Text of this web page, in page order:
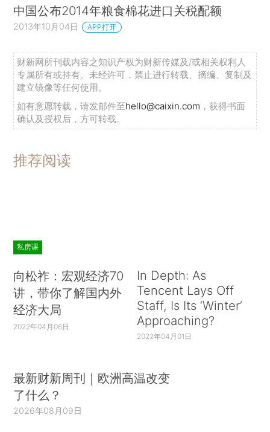
中国公布2014年粮食棉花进口关税配额
2013年10月04日 APP打开
财新网所刊载内容之知识产权为财新传媒及/或相关权利人
专属所有或持有。未经许可，禁止进行转载、摘编、复制及
建立镜像等任何使用。
如有意愿转载，请发邮件至hello@caixin.com ，获得书面
确认及授权后，方可转载。
推荐阅读
私房课
向松祚：宏观经济70
讲，带你了解国内外
经济大局
2022年04月06日
In Depth: As
Tencent Lays Off
Staff, Is Its ‘Winter’
Approaching?
2022年04月01日
最新财新周刊｜欧洲高温改变
了什么？
2026年08月09日